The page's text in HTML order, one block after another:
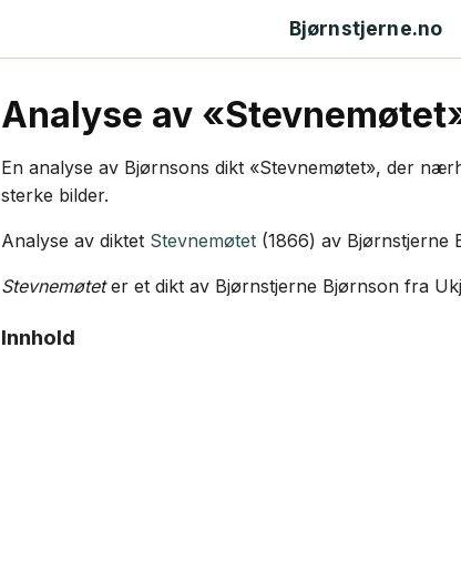
Bjørnstjerne.no
Analyse av
En analyse av Bjørnsons dikt «Stevnemøtet», der
sterke bilder.
Analyse av diktet Stevnemøtet (1866) av Bjørnstjerne
Stevnemøteter et dikt av Bjørnstjerne Bjørnson fra
Innhold